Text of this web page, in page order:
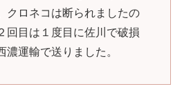
クロネコは断られましたの
回目は１度目に佐川で破損
濃運輸で送りました。